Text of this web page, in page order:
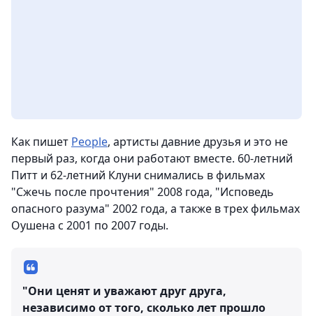
Как пишет People, артисты давние друзья и это не
первый раз, когда они работают вместе. 60-летний
Питт и 62-летний Клуни снимались в фильмах
"Сжечь после прочтения" 2008 года, "Исповедь
опасного разума" 2002 года, а также в трех фильмах
Оушена с 2001 по 2007 годы.
"Они ценят и уважают друг друга,
независимо от того, сколько лет прошло